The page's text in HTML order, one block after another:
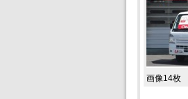
画像14枚